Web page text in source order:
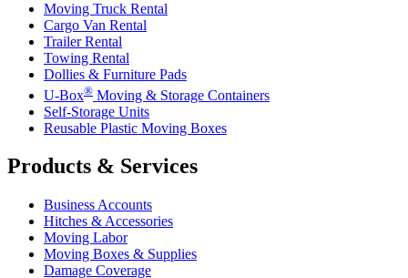
Moving Truck Rental
Cargo Van Rental
Trailer Rental
Towing Rental
Dollies & Furniture Pads
U-Box® Moving & Storage Containers
Self-Storage Units
Reusable Plastic Moving Boxes
Products & Services
Business Accounts
Hitches & Accessories
Moving Labor
Moving Boxes & Supplies
Damage Coverage